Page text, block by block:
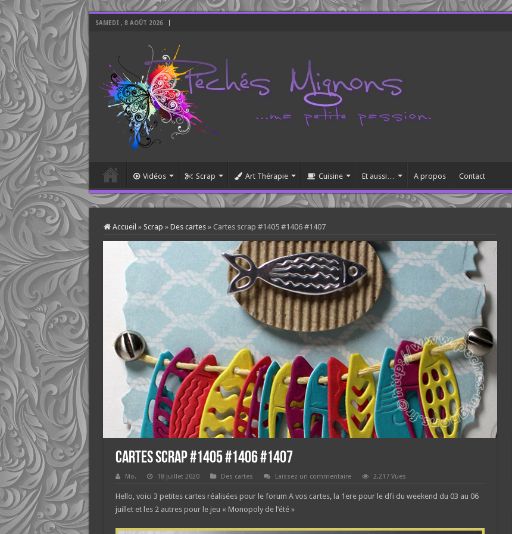
SAMEDI , 8 AOÛT 2026
Vidéos Scrap Art Thérapie Cuisine Et aussi… A propos Contact
Accueil » Scrap » Des cartes » Cartes scrap #1405 #1406 #1407
Cartes scrap #1405 #1406 #1407
Mo. 18 juillet 2020 Des cartes Laissez un commentaire 2,217 Vues
Hello, voici 3 petites cartes réalisées pour le forum A vos cartes, la 1ere pour le dfi du weekend du 03 au 06
juillet et les 2 autres pour le jeu « Monopoly de l’été »